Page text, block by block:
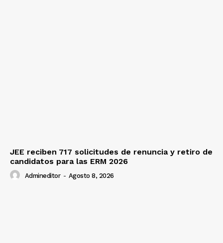
JEE reciben 717 solicitudes de renuncia y retiro de
candidatos para las ERM 2026
Admineditor - Agosto 8, 2026